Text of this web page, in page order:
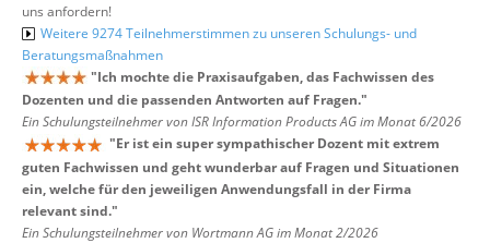
uns anfordern!
Weitere 9274 Teilnehmerstimmen zu unseren Schulungs- und
Beratungsmaßnahmen
"Ich mochte die Praxisaufgaben, das Fachwissen des
Dozenten und die passenden Antworten auf Fragen."
Ein Schulungsteilnehmer von ISR Information Products AG im Monat 6/2026
"Er ist ein super sympathischer Dozent mit extrem
guten Fachwissen und geht wunderbar auf Fragen und Situationen
ein, welche für den jeweiligen Anwendungsfall in der Firma
relevant sind."
Ein Schulungsteilnehmer von Wortmann AG im Monat 2/2026